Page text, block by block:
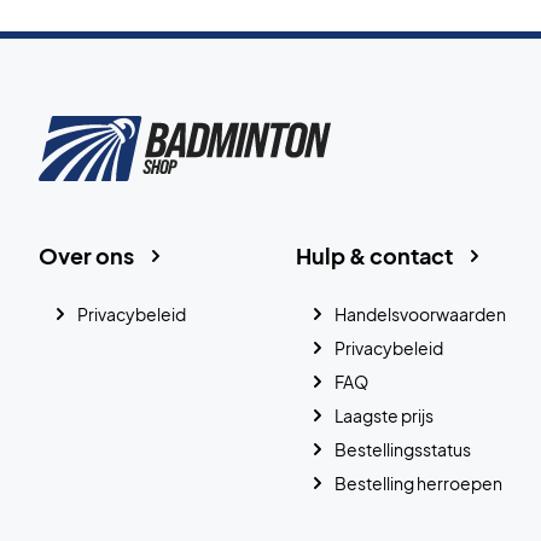
Hulp & contact
Handelsvoorwaarden
Privacybeleid
FAQ
Laagste prijs
Bestellingsstatus
Bestelling herroepen
Over ons
Privacybeleid